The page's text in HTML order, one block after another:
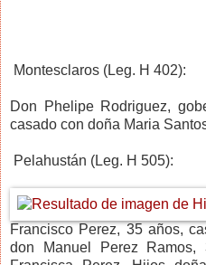
Montesclaros (Leg. H 402):
Don Phelipe Rodriguez,
casado con doña Maria
Pelahustán (Leg. H 505):
Francisco Perez, 35 años,
don Manuel Perez